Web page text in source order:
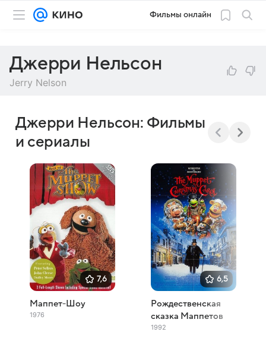
Фильмы онлайн
Джерри Нельсон
Jerry Nelson
Джерри Нельсон: Фильмы
и сериалы
7,6
Маппет-Шоу
1976
6,5
Рождественская
сказка Маппетов
1992